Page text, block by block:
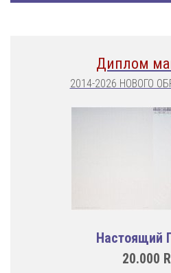
Диплом
2014-2026 НОВОГО
Настоящий
20.000